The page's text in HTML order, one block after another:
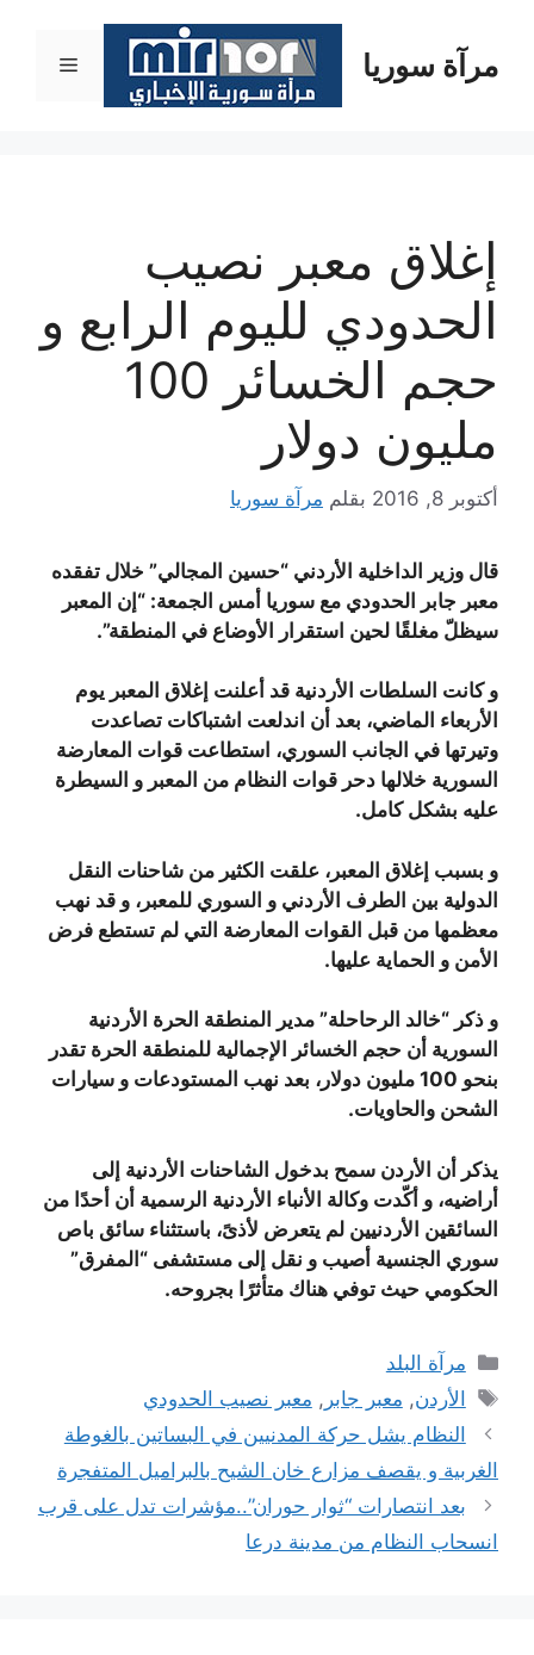
المحتوىمرآة سوريا القائمة
إغلاق معبر نصيب
الحدودي لليوم الرابع و
حجم الخسائر 100
مليون دولار
أكتوبر 8, 2016 بقلم مرآة سوريا
قال وزير الداخلية الأردني “حسين المجالي” خلال تفقده
معبر جابر الحدودي مع سوريا أمس الجمعة: “إن المعبر
سيظلّ مغلقًا لحين استقرار الأوضاع في المنطقة”.
و كانت السلطات الأردنية قد أعلنت إغلاق المعبر يوم
الأربعاء الماضي، بعد أن اندلعت اشتباكات تصاعدت
وتيرتها في الجانب السوري، استطاعت قوات المعارضة
السورية خلالها دحر قوات النظام من المعبر و السيطرة
عليه بشكل كامل.
و بسبب إغلاق المعبر، علقت الكثير من شاحنات النقل
الدولية بين الطرف الأردني و السوري للمعبر، و قد نهب
معظمها من قبل القوات المعارضة التي لم تستطع فرض
الأمن و الحماية عليها.
و ذكر “خالد الرحاحلة” مدير المنطقة الحرة الأردنية
السورية أن حجم الخسائر الإجمالية للمنطقة الحرة تقدر
بنحو 100 مليون دولار، بعد نهب المستودعات و سيارات
الشحن والحاويات.
يذكر أن الأردن سمح بدخول الشاحنات الأردنية إلى
أراضيه، و أكّدت وكالة الأنباء الأردنية الرسمية أن أحدًا من
السائقين الأردنيين لم يتعرض لأذىً، باستثناء سائق باص
سوري الجنسية أصيب و نقل إلى مستشفى “المفرق”
الحكومي حيث توفي هناك متأثرًا بجروحه.
التصنيفات
مرآة البلد
الوسوم
الأردن, معبر جابر , معبر نصيب الحدودي
النظام يشل حركة المدنيين في البساتين بالغوطة
الغربية و يقصف مزارع خان الشيح بالبراميل المتفجرة
بعد انتصارات “ثوار حوران”..مؤشرات تدل على قرب
انسحاب النظام من مدينة درعا